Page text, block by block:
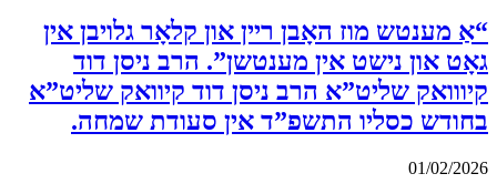
“אַ מענטש מוז האָבן ריין און קלאָר גלויבן אין
גאָט און נישט אין מענטשן”. הרב ניסן דוד
קיווואק שליט”א הרב ניסן דוד קיוואק שליט”א
בחודש כסליו התשפ”ד אין סעודת שמחה.
01/02/2026